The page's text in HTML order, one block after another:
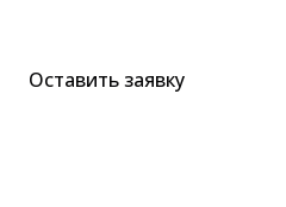
Оставить заявку